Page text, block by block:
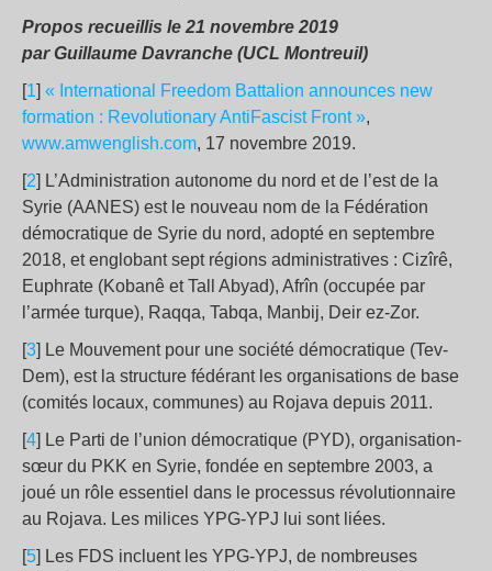
Propos recueillis le 21 novembre 2019
par Guillaume Davranche (UCL Montreuil)
[1] « International Freedom Battalion announces new
formation : Revolutionary AntiFascist Front »,
www.amwenglish.com, 17 novembre 2019.
[2] L’Administration autonome du nord et de l’est de la
Syrie (AANES) est le nouveau nom de la Fédération
démocratique de Syrie du nord, adopté en septembre
2018, et englobant sept régions administratives : Cizîrê,
Euphrate (Kobanê et Tall Abyad), Afrîn (occupée par
l’armée turque), Raqqa, Tabqa, Manbij, Deir ez-Zor.
[3] Le Mouvement pour une société démocratique (Tev-
Dem), est la structure fédérant les organisations de base
(comités locaux, communes) au Rojava depuis 2011.
[4] Le Parti de l’union démocratique (PYD), organisation-
sœur du PKK en Syrie, fondée en septembre 2003, a
joué un rôle essentiel dans le processus révolutionnaire
au Rojava. Les milices YPG-YPJ lui sont liées.
[5] Les FDS incluent les YPG-YPJ, de nombreuses